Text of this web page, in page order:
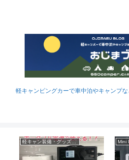
軽キャンピングカーで車中泊やキャンプ
軽キャン装備・グッズなど